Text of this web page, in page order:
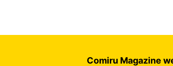
Comiru Magazine